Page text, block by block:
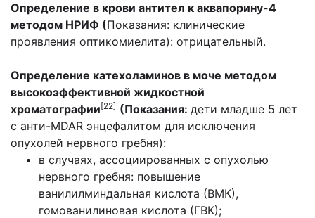
Определение в крови антител к аквапорину-4
методом НРИФ (Показания: клинические
проявления оптикомиелита): отрицательный.
Определение катехоламинов в моче методом
высокоэффективной жидкостной
хроматографии[22] (Показания: дети младше 5 лет
с анти-MDAR энцефалитом для исключения
опухолей нервного гребня):
в случаях, ассоциированных с опухолью
нервного гребня: повышение
ванилилминдальная кислота (ВМК),
гомованилиновая кислота (ГВК);